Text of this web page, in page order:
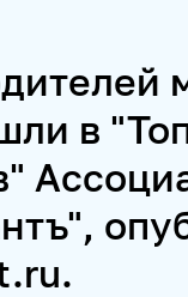
СТЕНИНА
в